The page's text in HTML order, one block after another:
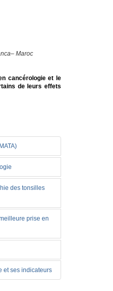
Maroc
cancérologie et le
de leurs effets
des tonsilles
prise en
et ses indicateurs